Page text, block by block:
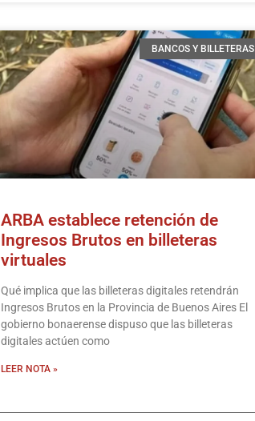
BANCOS Y BILLETERAS
ARBA establece retención de
Ingresos Brutos en billeteras
virtuales
Qué implica que las billeteras digitales reten­drán
Ingresos Brutos en la Provincia de Buenos Aires El
gobierno bonaerense dispuso que las billeteras
digitales actúen como
LEER NOTA »